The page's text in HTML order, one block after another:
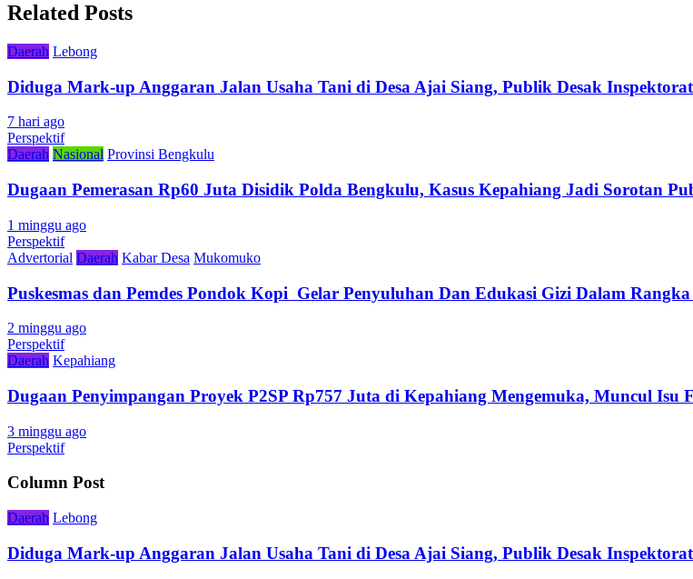
Related Posts
Daerah Lebong
Diduga Mark-up Anggaran Jalan Usaha Tani di Desa Ajai Siang, Publik Desak
7 hari ago
Perspektif
Daerah Nasional Provinsi Bengkulu
Dugaan Pemerasan Rp60 Juta Disidik Polda Bengkulu, Kasus Kepahiang Jadi Sorotan
1 minggu ago
Perspektif
Advertorial Daerah Kabar Desa Mukomuko
Puskesmas dan Pemdes Pondok Kopi Gelar Penyuluhan Dan Edukasi Gizi Dalam
2 minggu ago
Perspektif
Daerah Kepahiang
Dugaan Penyimpangan Proyek P2SP Rp757 Juta di Kepahiang Mengemuka, Muncul Isu
3 minggu ago
Perspektif
Column Post
Daerah Lebong
Diduga Mark-up Anggaran Jalan Usaha Tani di Desa Ajai Siang, Publik Desak